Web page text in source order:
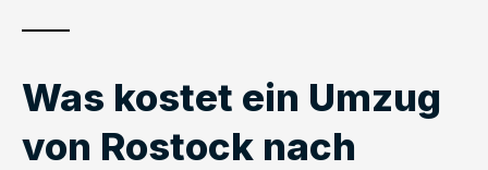
Was kostet ein Umzug
von Rostock nach